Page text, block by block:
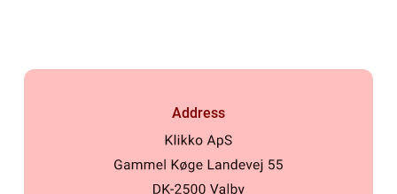
Address